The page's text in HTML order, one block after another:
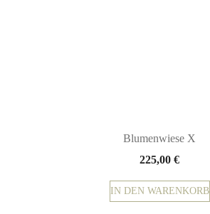
Blumenwiese X
225,00 €
IN DEN WARENKORB